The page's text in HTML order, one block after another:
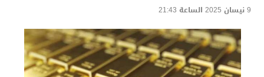
9 نيسان 2025 الساعة 21:43